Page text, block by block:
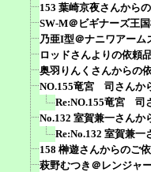
153 葉崎京夜さんから
SW-M＠ビギナーズ王
乃亜I型＠ナニワアーム
ロッドさんよりの依頼
奥羽りんくさんからの
NO.155竜宮 司さんか
Re:NO.155竜宮 司
No.132 室賀兼一さんか
Re:No.132 室賀兼一
158 榊遊さんからのご
萩野むつき＠レンジャ